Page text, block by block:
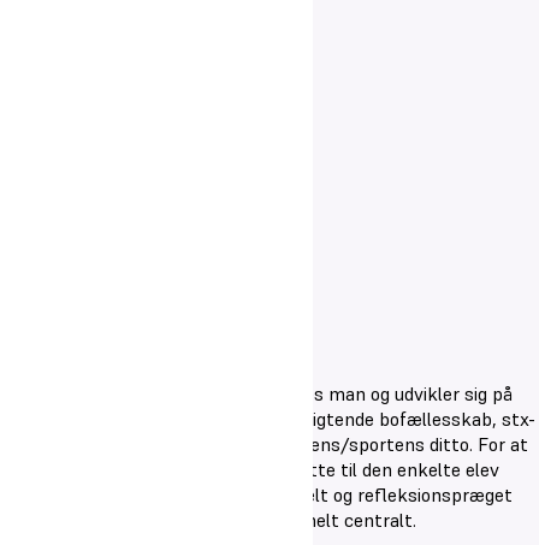
Som elev på Oure Gymnasium påvirkes man og udvikler sig på
forskellige arenaer: Kostskolens forpligtende bofællesskab, stx-
undervisningens faglige rum og kunstens/sportens ditto. For at
sikre så god sammenhæng for og støtte til den enkelte elev
som muligt, er et stærkt, professionelt og refleksionspræget
fællesskab mellem skolens ansatte helt centralt.